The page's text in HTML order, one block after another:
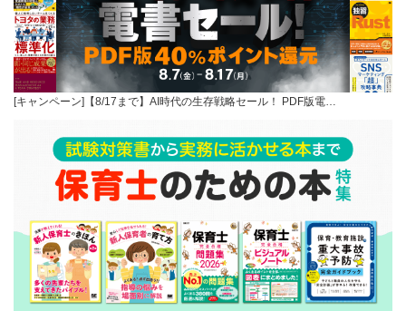
[キャンペーン]【8/17まで】AI時代の生存戦略セール！ PDF版電…